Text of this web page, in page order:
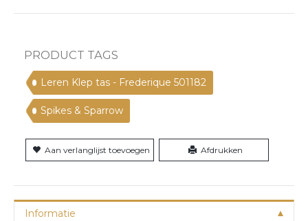
PRODUCT TAGS
Leren Klep tas - Frederique 501182
Spikes & Sparrow
Aan verlanglijst toevoegen Afdrukken
Informatie